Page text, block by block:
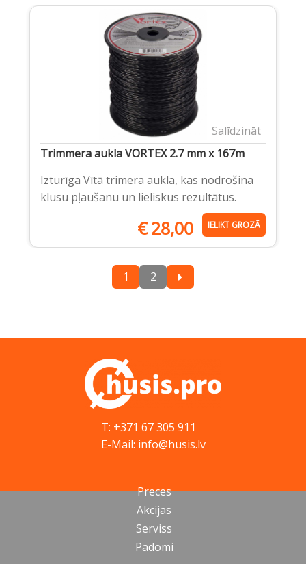
Salīdzināt
Trimmera aukla VORTEX 2.7 mm x 167m
Izturīga Vītā trimera aukla, kas nodrošina
klusu pļaušanu un lieliskus rezultātus.
€28,00 IELIKT GROZĀ
1 2
T: +371 67 305 911
E-Mail: info@husis.lv
Preces
Akcijas
Serviss
Padomi